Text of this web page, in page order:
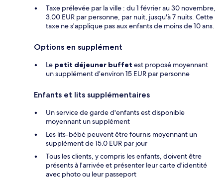
Taxe prélevée par la ville : du 1 février au 30 novembre,
3.00 EUR par personne, par nuit, jusqu'à 7 nuits. Cette
taxe ne s'applique pas aux enfants de moins de 10 ans.
Options en supplément
Le petit déjeuner buffet est proposé moyennant
un supplément d’environ 15 EUR par personne
Enfants et lits supplémentaires
Un service de garde d'enfants est disponible
moyennant un supplément
Les lits-bébé peuvent être fournis moyennant un
supplément de 15.0 EUR par jour
Tous les clients, y compris les enfants, doivent être
présents à l'arrivée et présenter leur carte d'identité
avec photo ou leur passeport